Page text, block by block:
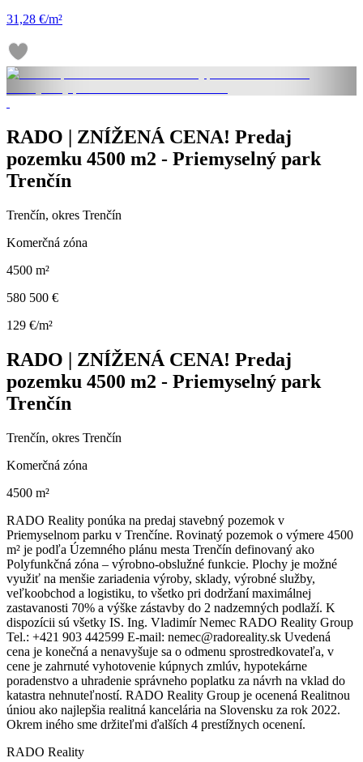
31,28 €/m²
RADO | ZNÍŽENÁ CENA! Predaj
pozemku 4500 m2 - Priemyselný park
Trenčín
Trenčín, okres Trenčín
Komerčná zóna
4500 m²
580 500 €
129 €/m²
RADO | ZNÍŽENÁ CENA! Predaj
pozemku 4500 m2 - Priemyselný park
Trenčín
Trenčín, okres Trenčín
Komerčná zóna
4500 m²
RADO Reality ponúka na predaj stavebný pozemok v
Priemyselnom parku v Trenčíne. Rovinatý pozemok o výmere 4500
m² je podľa Územného plánu mesta Trenčín definovaný ako
Polyfunkčná zóna – výrobno-obslužné funkcie. Plochy je možné
využiť na menšie zariadenia výroby, sklady, výrobné služby,
veľkoobchod a logistiku, to všetko pri dodržaní maximálnej
zastavanosti 70% a výške zástavby do 2 nadzemných podlaží. K
dispozícii sú všetky IS. Ing. Vladimír Nemec RADO Reality Group
Tel.: +421 903 442599 E-mail: nemec@radoreality.sk Uvedená
cena je konečná a nenavyšuje sa o odmenu sprostredkovateľa, v
cene je zahrnuté vyhotovenie kúpnych zmlúv, hypotekárne
poradenstvo a uhradenie správneho poplatku za návrh na vklad do
katastra nehnuteľností. RADO Reality Group je ocenená Realitnou
úniou ako najlepšia realitná kancelária na Slovensku za rok 2022.
Okrem iného sme držiteľmi ďalších 4 prestížnych ocenení.
RADO Reality